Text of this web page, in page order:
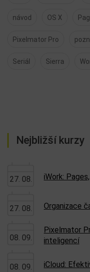
návod OS X
Pixelmator Pro
Seriál Sierra
Nejbližší kurzy
27. 08. iWork:
27. 08. Organizace
08. 09.
Pixelmator
inteligencí
08. 09. iCloud: